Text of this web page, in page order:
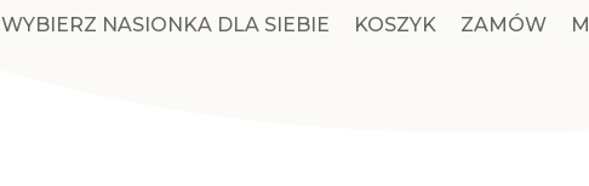
WYBIERZ NASIONKA DLA SIEBIE KOSZYK ZAMÓW